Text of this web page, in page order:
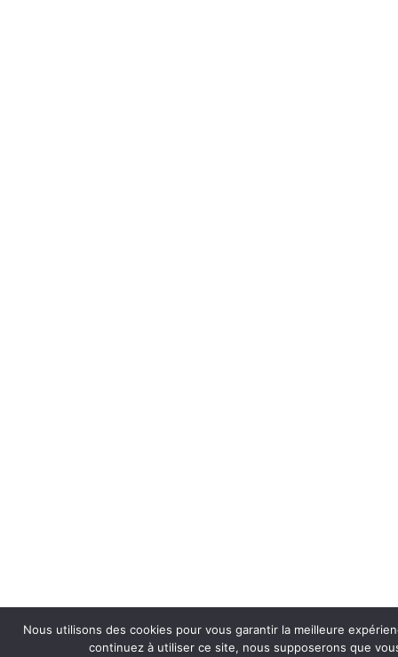
Nous utilisons des cookies pour vous garantir la meilleure
continuez à utiliser ce site, nous supposerons que